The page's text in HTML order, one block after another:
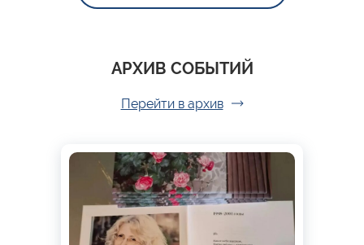
АРХИВ СОБЫТИЙ
Перейти в архив